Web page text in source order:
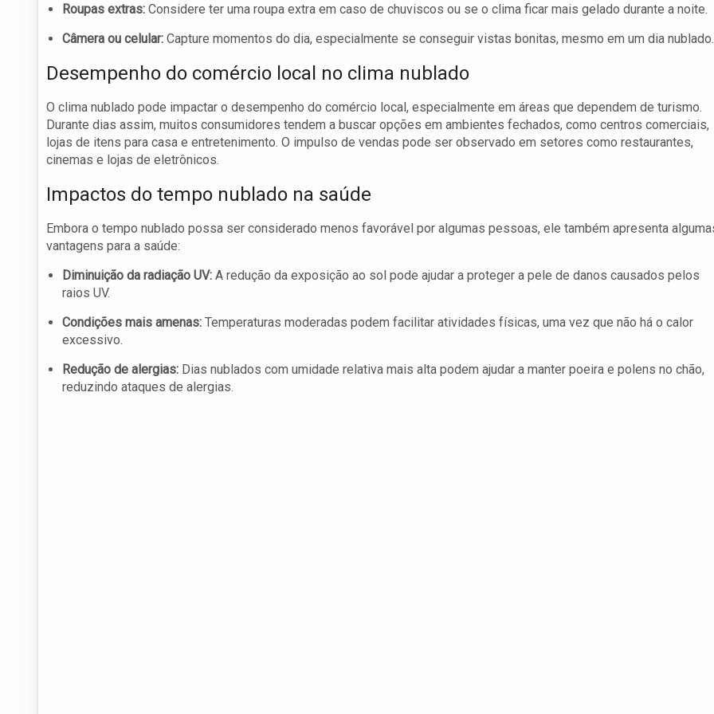
Roupas extras: Considere ter uma roupa extra em caso de chuviscos ou se o clima ficar mais gelado durante a noite.
Câmera ou celular: Capture momentos do dia, especialmente se conseguir vistas bonitas, mesmo em um dia nublado.
Desempenho do comércio local no clima nublado
O clima nublado pode impactar o desempenho do comércio local, especialmente em áreas que dependem de turismo.
Durante dias assim, muitos consumidores tendem a buscar opções em ambientes fechados, como centros comerciais,
lojas de itens para casa e entretenimento. O impulso de vendas pode ser observado em setores como restaurantes,
cinemas e lojas de eletrônicos.
Impactos do tempo nublado na saúde
Embora o tempo nublado possa ser considerado menos favorável por algumas pessoas, ele também apresenta
vantagens para a saúde:
Diminuição da radiação UV: A redução da exposição ao sol pode ajudar a proteger a pele de danos causados pelos
raios UV.
Condições mais amenas: Temperaturas moderadas podem facilitar atividades físicas, uma vez que não há o calor
excessivo.
Redução de alergias: Dias nublados com umidade relativa mais alta podem ajudar a manter poeira e polens no chão,
reduzindo ataques de alergias.